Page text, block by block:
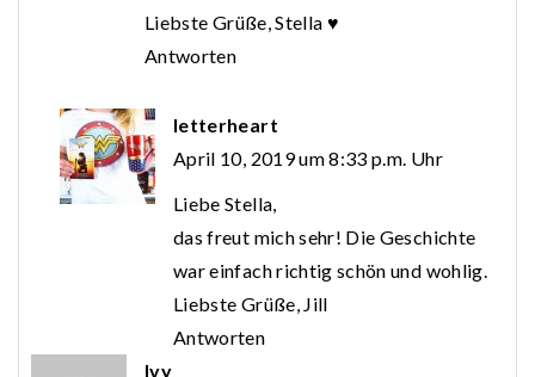
Liebste Grüße, Stella ♥
Antworten
letterheart
April 10, 2019 um 8:33 p.m. Uhr
Liebe Stella,
das freut mich sehr! Die Geschichte
war einfach richtig schön und wohlig.
Liebste Grüße, Jill
Antworten
Ivy